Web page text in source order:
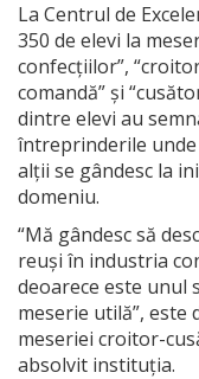
La Centrul de
350 de elevi la
confecțiilor”,
comandă” și
dintre elevi au
întreprinderile unde
alții se gândesc la
domeniu.
“Mă gândesc să
reuși în industria
deoarece este unul
meserie utilă”, este
meseriei croitor-
absolvit instituția.